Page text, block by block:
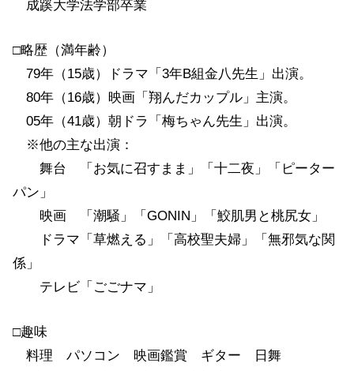
成蹊大学法学部卒業
□略歴（満年齢）
79年（15歳）ドラマ「3年B組金八先生」出演。
80年（16歳）映画「翔んだカップル」主演。
05年（41歳）朝ドラ「梅ちゃん先生」出演。
※他の主な出演：
舞台 「お気に召すまま」「十二夜」「ピーター
パン」
映画 「潮騒」「GONIN」「鮫肌男と桃尻女」
ドラマ「草燃える」「高校聖夫婦」「無邪気な関
係」
テレビ「ごごナマ」
□趣味
料理 パソコン 映画鑑賞 ギター 日舞